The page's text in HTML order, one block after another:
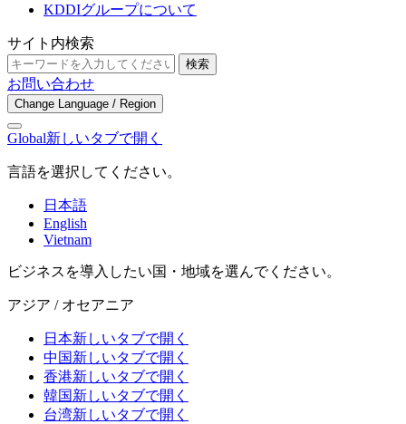
KDDIグループについて
サイト内検索
検索
お問い合わせ
Change Language / Region
Global新しいタブで開く
言語を選択してください。
日本語
English
Vietnam
ビジネスを導入したい国・地域を選んでください。
アジア / オセアニア
日本新しいタブで開く
中国新しいタブで開く
香港新しいタブで開く
韓国新しいタブで開く
台湾新しいタブで開く